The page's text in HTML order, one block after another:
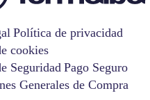
Política de privacidad
cookies
SeguridadPago Seguro
Generales de Compra